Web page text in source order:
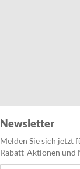
Newsletter
Melden Sie sich jetzt
Rabatt-Aktionen und